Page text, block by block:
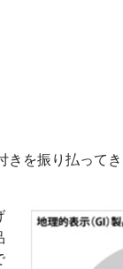
を振り払って